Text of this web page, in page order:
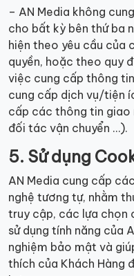
– AN Media không
cho bất kỳ bên thứ ba
hiện theo yêu cầu của
quyền, hoặc theo quy
việc cung cấp thông
cung cấp dịch vụ/tiện
cấp các thông tin giao
đối tác vận chuyển …).
5. Sử dụng
AN Media cung cấp
nghệ tương tự, nhằm
truy cập, các lựa chọn
sử dụng tính năng của
nghiệm bảo mật và
thích của Khách Hàng